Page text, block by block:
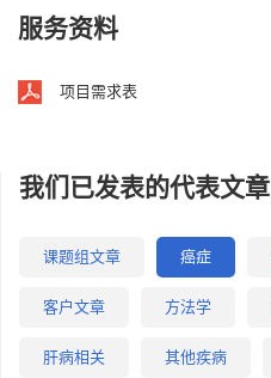
服务资料
项目需求表
我们已发表的代表文章
课题组文章 癌症
客户文章 方法学
肝病相关 其他疾病